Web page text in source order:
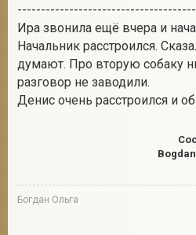
Ира звонила ещё вчера и
Начальник расстроился.
думают. Про вторую собаку
разговор не заводили.
Денис очень расстроился и
Bogdan
Богдан Ольга